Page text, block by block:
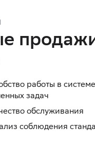
работы в
задач
обслуживания
соблюдения